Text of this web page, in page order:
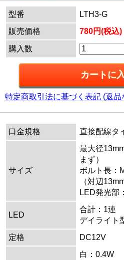
型番
LTH3-G
販売価格
780円(税込)
購入数
特定商取引法に基づく表記 (返品
口金規格 直接配線タ
サイズ
最大径
まず）
ボルト長：
（対辺13mm
LED発光部
LED
合計：1連
デイライト
定格
DC12V
白：0.4W